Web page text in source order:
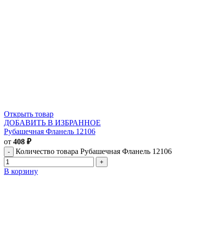
Открыть товар
ДОБАВИТЬ В ИЗБРАННОЕ
Рубашечная Фланель 12106
от 408 ₽
Количество товара Рубашечная Фланель 12106
В корзину